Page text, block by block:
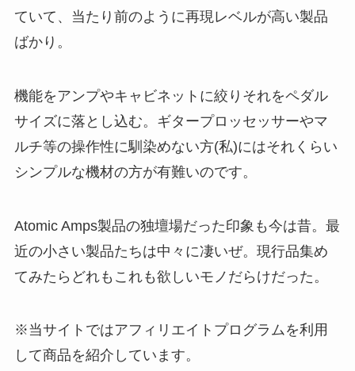
ていて、当たり前のように再現レベルが高い製品
ばかり。
機能をアンプやキャビネットに絞りそれをペダル
サイズに落とし込む。ギタープロッセッサーやマ
ルチ等の操作性に馴染めない方(私)にはそれくらい
シンプルな機材の方が有難いのです。
Atomic Amps製品の独壇場だった印象も今は昔。最
近の小さい製品たちは中々に凄いぜ。現行品集め
てみたらどれもこれも欲しいモノだらけだった。
※当サイトではアフィリエイトプログラムを利用
して商品を紹介しています。